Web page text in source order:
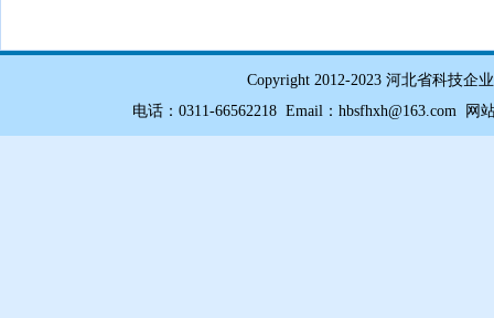
Copyright 2012-2023 河北省科技企
电话：0311-66562218 Email：hbsfhxh@163.com 网